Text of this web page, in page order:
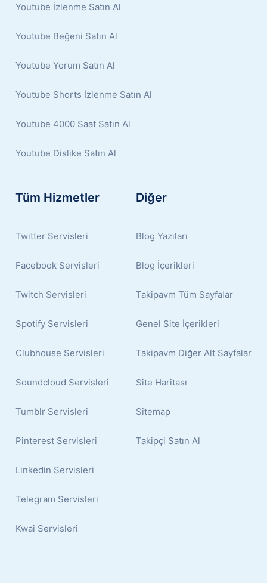
Youtube İzlenme Satın Al
Youtube Beğeni Satın Al
Youtube Yorum Satın Al
Youtube Shorts İzlenme Satın Al
Youtube 4000 Saat Satın Al
Youtube Dislike Satın Al
Tüm Hizmetler
Twitter Servisleri
Facebook Servisleri
Twitch Servisleri
Spotify Servisleri
Clubhouse Servisleri
Soundcloud Servisleri
Tumblr Servisleri
Pinterest Servisleri
Linkedin Servisleri
Telegram Servisleri
Kwai Servisleri
Diğer
Blog Yazıları
Blog İçerikleri
Takipavm Tüm Sayfalar
Genel Site İçerikleri
Takipavm Diğer Alt Sayfalar
Site Haritası
Sitemap
Takipçi Satın Al